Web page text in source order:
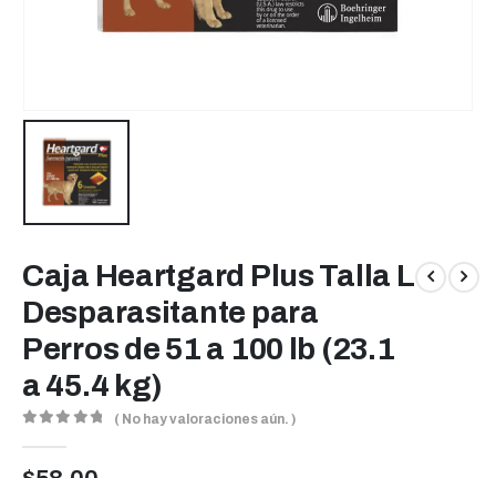
Caja Heartgard Plus Talla L
Desparasitante para
Perros de 51 a 100 lb (23.1
a 45.4 kg)
( No hay valoraciones aún. )